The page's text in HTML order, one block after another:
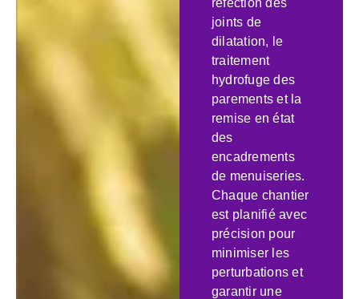
joints de
dilatation, le
traitement
hydrofuge des
parements et la
remise en état
des
encadrements
de menuiseries.
Chaque chantier
est planifié avec
précision pour
minimiser les
perturbations et
garantir une